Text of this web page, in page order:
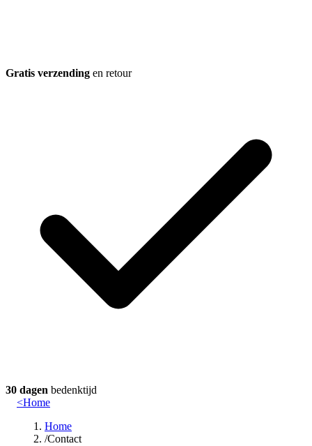
Gratis verzending en retour
30 dagen bedenktijd
<Home
Home
/Contact